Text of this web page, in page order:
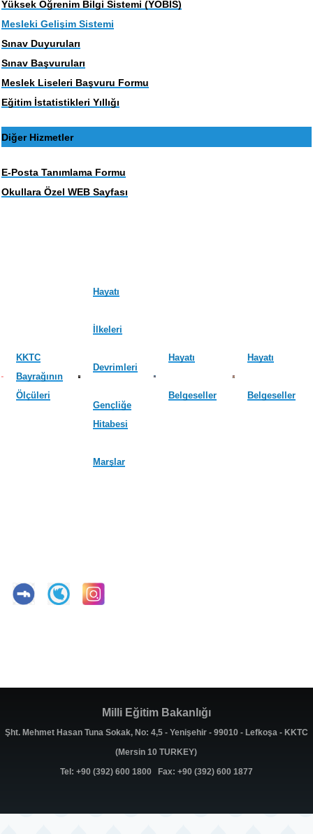
Yüksek Öğrenim Bilgi Sistemi (YOBİS)
Mesleki Gelişim Sistemi
Sınav Duyuruları
Sınav Başvuruları
Meslek Liseleri Başvuru Formu
Eğitim İstatistikleri Yıllığı
Diğer Hizmetler
E-Posta Tanımlama Formu
Okullara Özel WEB Sayfası
KKTC
Bayrağının
Ölçüleri
Hayatı
İlkeleri
Devrimleri
Gençliğe
Hitabesi
Marşlar
Hayatı
Belgeseller
Hayatı
Belgeseller
Milli Eğitim Bakanlığı
Şht. Mehmet Hasan Tuna Sokak, No: 4,5 - Yenişehir - 99010 - Lefkoşa - KKTC
(Mersin 10 TURKEY)
Tel: +90 (392) 600 1800 Fax: +90 (392) 600 1877